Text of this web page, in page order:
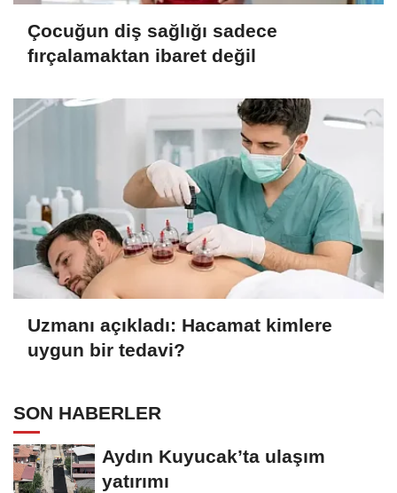
Çocuğun diş sağlığı sadece
fırçalamaktan ibaret değil
Uzmanı açıkladı: Hacamat kimlere
uygun bir tedavi?
SON HABERLER
Aydın Kuyucak’ta ulaşım
yatırımı